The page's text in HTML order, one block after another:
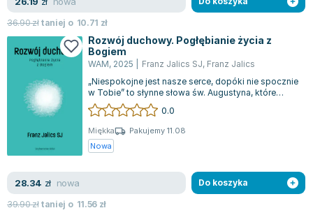
Książki o naukach politycznych dla studentów
Książki do nauk przyrodniczych dla studentów
Książki do nauk społecznych dla studentów
Książki do nauk ścisłych dla studentów
Prawo - książki dla studentów
Technologia żywności - książki
Zarządzanie i marketing - książki
Nauka języków obcych - książki
Repetytoria, testy i materiały pomocnicze
Bolesław Prus
Clive Cussler
Wanda Chotomska
Clive Staples Lewis
Martyna Wojciechowska
Melissa De la Cruz
Blanka Lipińska
Agatha Christie
Witold Gadowski
36.90złtaniej o 10.71 zł
Rozwój duchowy. Pogłębianie życia z
Bogiem
WAM, 2025 Franz Jalics SJ, Franz Jalics
„Niespokojne jest nasze serce, dopóki nie spocznie
w Tobie” to słynne słowa św. Augustyna, które
wnikliwie ujmują ludzkie pragnien...
0.0
Miękka
Pakujemy 11.08
Nowa
28.34 zł nowa
39.90złtaniej o 11.56 zł
Do koszyka